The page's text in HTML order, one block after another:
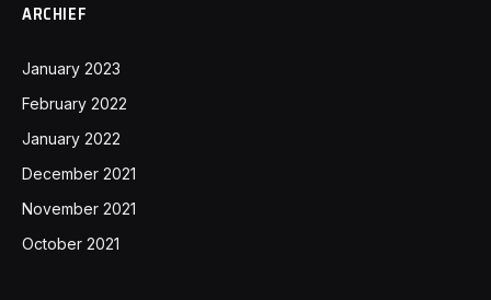
ARCHIEF
January 2023
February 2022
January 2022
December 2021
November 2021
October 2021